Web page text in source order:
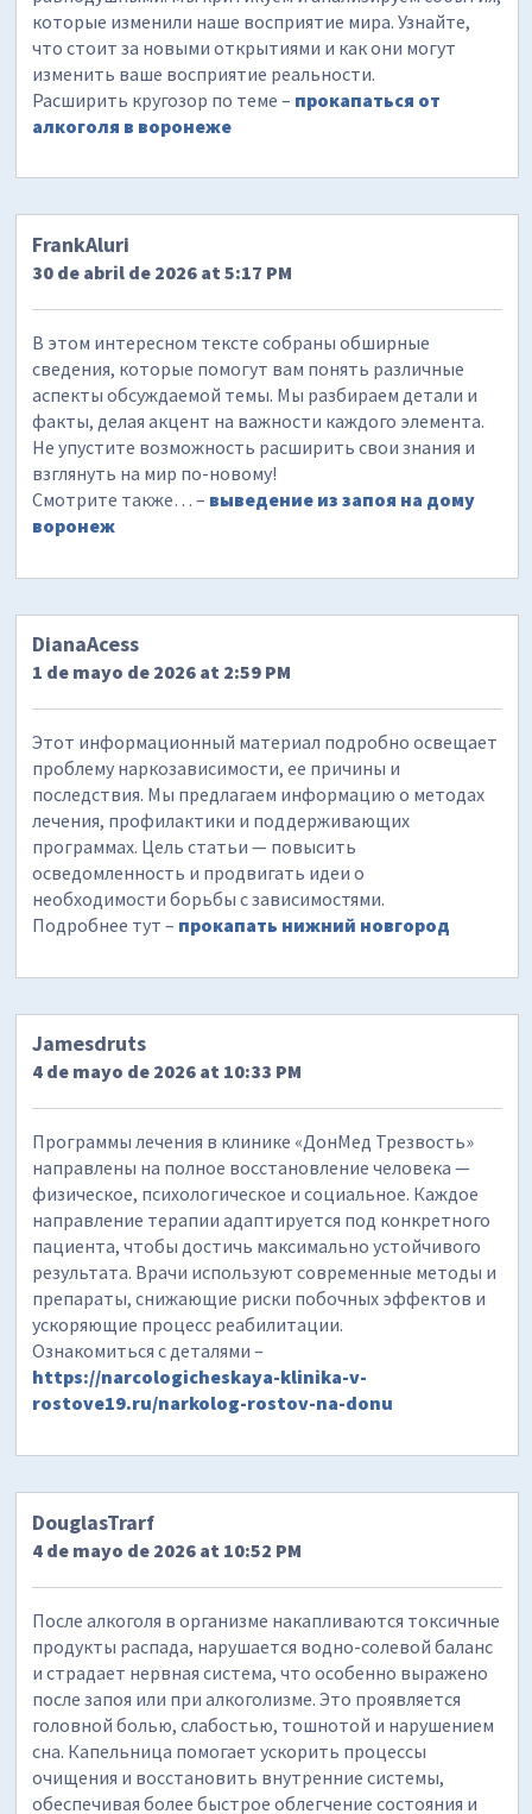
которые изменили наше восприятие мира. Узнайте,
что стоит за новыми открытиями и как они могут
изменить ваше восприятие реальности.
Расширить кругозор по теме – прокапаться от
алкоголя в воронеже
FrankAluri
30 de abril de 2026 at 5:17 PM
В этом интересном тексте собраны обширные
сведения, которые помогут вам понять различные
аспекты обсуждаемой темы. Мы разбираем детали и
факты, делая акцент на важности каждого элемента.
Не упустите возможность расширить свои знания и
взглянуть на мир по-новому!
Смотрите также… – выведение из запоя на дому
воронеж
DianaAcess
1 de mayo de 2026 at 2:59 PM
Этот информационный материал подробно освещает
проблему наркозависимости, ее причины и
последствия. Мы предлагаем информацию о методах
лечения, профилактики и поддерживающих
программах. Цель статьи — повысить
осведомленность и продвигать идеи о
необходимости борьбы с зависимостями.
Подробнее тут – прокапать нижний новгород
Jamesdruts
4 de mayo de 2026 at 10:33 PM
Программы лечения в клинике «ДонМед Трезвость»
направлены на полное восстановление человека —
физическое, психологическое и социальное. Каждое
направление терапии адаптируется под конкретного
пациента, чтобы достичь максимально устойчивого
результата. Врачи используют современные методы и
препараты, снижающие риски побочных эффектов и
ускоряющие процесс реабилитации.
Ознакомиться с деталями –
https://narcologicheskaya-klinika-v-
rostove19.ru/narkolog-rostov-na-donu
DouglasTrarf
4 de mayo de 2026 at 10:52 PM
После алкоголя в организме накапливаются токсичные
продукты распада, нарушается водно-солевой баланс
и страдает нервная система, что особенно выражено
после запоя или при алкоголизме. Это проявляется
головной болью, слабостью, тошнотой и нарушением
сна. Капельница помогает ускорить процессы
очищения и восстановить внутренние системы,
обеспечивая более быстрое облегчение состояния и